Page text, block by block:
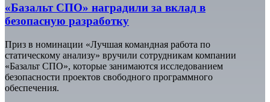
«Базальт СПО» наградили за вклад в
безопасную разработку
Приз в номинации «Лучшая командная работа по
статическому анализу» вручили сотрудникам компании
«Базальт СПО», которые занимаются исследованием
безопасности проектов свободного программного
обеспечения.